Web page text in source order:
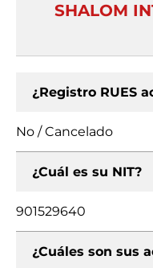
SHALOM
¿Registro RUES
No / Cancelado
¿Cuál es su NIT?
901529640
¿Cuáles son sus